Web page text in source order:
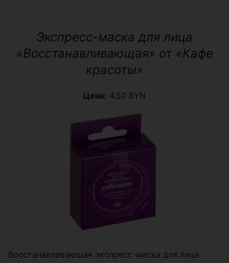
Экспресс-маска для лица
«Восстанавливающая» от «Кафе
красоты»
Цена: 4.50 BYN
Восстанавливающая экспресс-маска для лица